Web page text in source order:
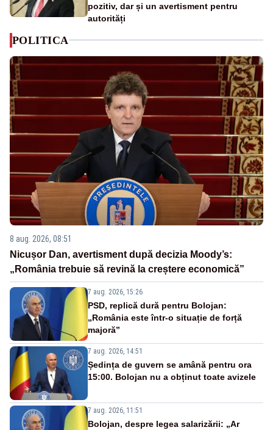
pozitiv, dar și un avertisment pentru
autorități
POLITICA
8 aug. 2026, 08:51
Nicușor Dan, avertisment după decizia Moody’s:
„România trebuie să revină la creștere economică”
7 aug. 2026, 15:26
PSD, replică dură pentru Bolojan:
„România este într-o situație de forță
majoră”
7 aug. 2026, 14:51
Ședința de guvern se amână pentru ora
15:00. Bolojan nu a obținut toate avizele
7 aug. 2026, 11:51
Bolojan, despre legea salarizării: „Ar